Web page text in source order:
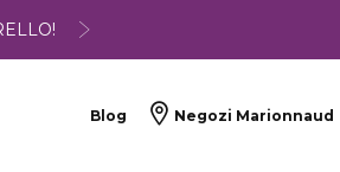
Blog Negozi Marionnaud